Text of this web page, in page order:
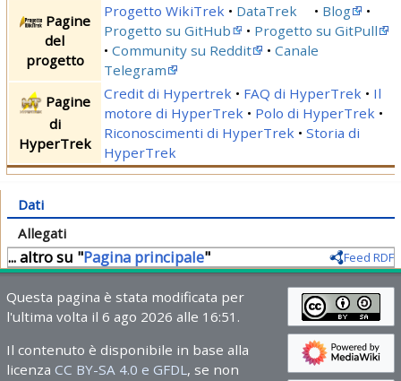
Pagine
del
progetto
Progetto WikiTrek DataTrek
Blog
Progetto su GitHub
Progetto su GitPull
Community su Reddit
Canale
Telegram
Pagine
di
HyperTrek
Credit di Hypertrek FAQ di HyperTrek
Il
motore di HyperTrek
Polo di HyperTrek
Riconoscimenti di HyperTrek
Storia di
HyperTrek
Dati
Allegati
... altro su "Pagina principale" Feed RDF
Questa pagina è stata modificata per
l'ultima volta il 6 ago 2026 alle 16:51.
Il contenuto è disponibile in base alla
licenza CC BY-SA 4.0 e GFDL, se non